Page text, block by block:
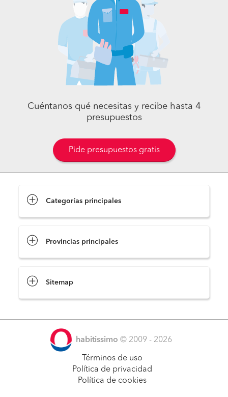
Cuéntanos qué necesitas y recibe hasta 4
presupuestos
Pide presupuestos gratis
Categorías principales
Provincias principales
Sitemap
habitissimo © 2009 - 2026
Términos de uso
Política de privacidad
Política de cookies